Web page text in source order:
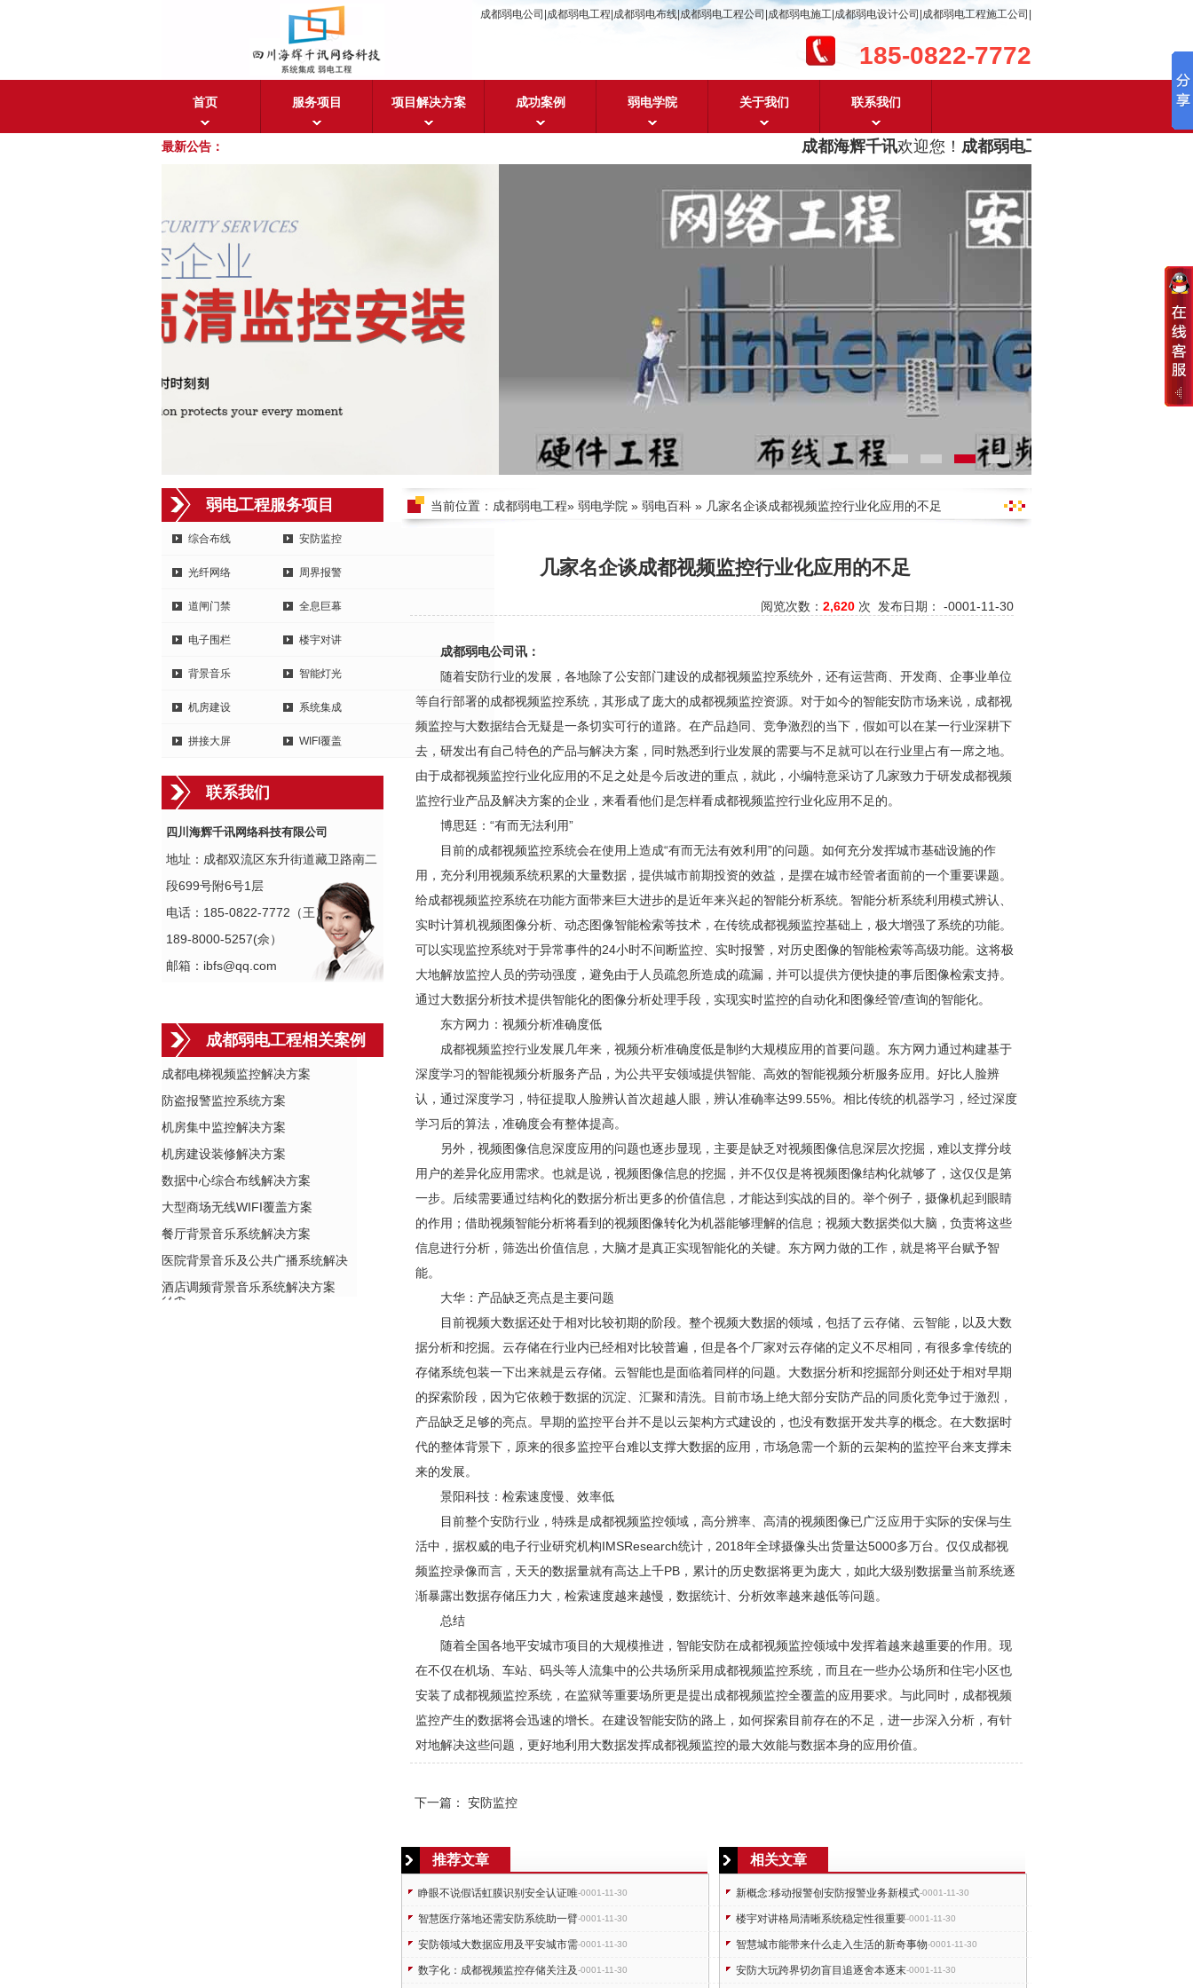
成都弱电公司|成都弱电工程|成都弱电布线|成都弱电工程公司|成都弱电施工|成都弱电设计公司|成都弱电工程施工公司|
185-0822-7772
首页 服务项目 项目解决方案 成功案例 弱电学院 关于我们 联系我们
最新公告： 成都海辉千讯欢迎您！成都弱电工程设计及成都弱电工程
弱电工程服务项目
综合布线 安防监控
光纤网络 周界报警
道闸门禁 全息巨幕
电子围栏 楼宇对讲
背景音乐 智能灯光
机房建设 系统集成
拼接大屏 WIFI覆盖
联系我们
四川海辉千讯网络科技有限公司
地址：成都双流区东升街道藏卫路南二
段699号附6号1层
电话：185-0822-7772（王）
189-8000-5257(佘）
邮箱：ibfs@qq.com
成都弱电工程相关案例
成都电梯视频监控解决方案
防盗报警监控系统方案
机房集中监控解决方案
机房建设装修解决方案
数据中心综合布线解决方案
大型商场无线WIFI覆盖方案
餐厅背景音乐系统解决方案
医院背景音乐及公共广播系统解决
方案
酒店调频背景音乐系统解决方案
当前位置： 成都弱电工程» 弱电学院 » 弱电百科 » 几家名企谈成都视频监控行业化应用的不足
几家名企谈成都视频监控行业化应用的不足
阅览次数： 2,620 次 发布日期： -0001-11-30
成都弱电公司讯：
随着安防行业的发展，各地除了公安部门建设的成都视频监控系统外，还有运营商、开发商、企事业单位
等自行部署的成都视频监控系统，其形成了庞大的成都视频监控资源。对于如今的智能安防市场来说， 成都视
频监控与大数据结合无疑是一条切实可行的道路。在产品趋同、竞争激烈的当下，假如可以在某一行业深耕下
去，研发出有自己特色的产品与解决方案，同时熟悉到行业发展的需要与不足就可以在行业里占有一席之地。
由于成都视频监控行业化应用的不足之处是今后改进的重点，就此，小编特意采访了几家致力于研发成都视频
监控行业产品及解决方案的企业，来看看他们是怎样看成都视频监控行业化应用不足的。
博思廷：“有而无法利用”
目前的成都视频监控系统会在使用上造成“有而无法有效利用”的问题。如何充分发挥城市基础设施的作
用，充分利用视频系统积累的大量数据，提供城市前期投资的效益，是摆在城市经管者面前的一个重要课题。
给成都视频监控系统在功能方面带来巨大进步的是近年来兴起的智能分析系统。智能分析系统利用模式辨认、
实时计算机视频图像分析、动态图像智能检索等技术，在传统成都视频监控基础上，极大增强了系统的功能。
可以实现监控系统对于异常事件的24小时不间断监控、实时报警，对历史图像的智能检索等高级功能。这将极
大地解放监控人员的劳动强度，避免由于人员疏忽所造成的疏漏，并可以提供方便快捷的事后图像检索支持。
通过大数据分析技术提供智能化的图像分析处理手段，实现实时监控的自动化和图像经管/查询的智能化。
东方网力：视频分析准确度低
成都视频监控行业发展几年来，视频分析准确度低是制约大规模应用的首要问题。东方网力通过构建基于
深度学习的智能视频分析服务产品，为公共平安领域提供智能、高效的智能视频分析服务应用。好比人脸辨
认，通过深度学习，特征提取人脸辨认首次超越人眼，辨认准确率达99.55%。相比传统的机器学习，经过深度
学习后的算法，准确度会有整体提高。
另外，视频图像信息深度应用的问题也逐步显现，主要是缺乏对视频图像信息深层次挖掘，难以支撑分歧
用户的差异化应用需求。也就是说，视频图像信息的挖掘，并不仅仅是将视频图像结构化就够了，这仅仅是第
一步。后续需要通过结构化的数据分析出更多的价值信息，才能达到实战的目的。举个例子，摄像机起到眼睛
的作用；借助视频智能分析将看到的视频图像转化为机器能够理解的信息；视频大数据类似大脑，负责将这些
信息进行分析，筛选出价值信息，大脑才是真正实现智能化的关键。东方网力做的工作，就是将平台赋予智
能。
大华：产品缺乏亮点是主要问题
目前视频大数据还处于相对比较初期的阶段。整个视频大数据的领域，包括了云存储、云智能，以及大数
据分析和挖掘。云存储在行业内已经相对比较普遍，但是各个厂家对云存储的定义不尽相同，有很多拿传统的
存储系统包装一下出来就是云存储。云智能也是面临着同样的问题。大数据分析和挖掘部分则还处于相对早期
的探索阶段，因为它依赖于数据的沉淀、汇聚和清洗。目前市场上绝大部分安防产品的同质化竞争过于激烈，
产品缺乏足够的亮点。早期的监控平台并不是以云架构方式建设的，也没有数据开发共享的概念。在大数据时
代的整体背景下，原来的很多监控平台难以支撑大数据的应用，市场急需一个新的云架构的监控平台来支撑未
来的发展。
景阳科技：检索速度慢、效率低
目前整个安防行业，特殊是成都视频监控领域，高分辨率、高清的视频图像已广泛应用于实际的安保与生
活中，据权威的电子行业研究机构IMSResearch统计，2018年全球摄像头出货量达5000多万台。仅仅成都视
频监控录像而言，天天的数据量就有高达上千PB，累计的历史数据将更为庞大，如此大级别数据量当前系统逐
渐暴露出数据存储压力大，检索速度越来越慢，数据统计、分析效率越来越低等问题。
总结
随着全国各地平安城市项目的大规模推进，智能安防在成都视频监控领域中发挥着越来越重要的作用。现
在不仅在机场、车站、码头等人流集中的公共场所采用成都视频监控系统，而且在一些办公场所和住宅小区也
安装了成都视频监控系统，在监狱等重要场所更是提出成都视频监控全覆盖的应用要求。与此同时， 成都视频
监控产生的数据将会迅速的增长。在建设智能安防的路上，如何探索目前存在的不足，进一步深入分析，有针
对地解决这些问题，更好地利用大数据发挥成都视频监控的最大效能与数据本身的应用价值。
下一篇： 安防监控
推荐文章
睁眼不说假话虹膜识别安全认证唯-0001-11-30
智慧医疗落地还需安防系统助一臂-0001-11-30
安防领域大数据应用及平安城市需-0001-11-30
数字化：成都视频监控存储关注及-0001-11-30
相关文章
新概念:移动报警创安防报警业务新模式-0001-11-30
楼宇对讲格局清晰系统稳定性很重要-0001-11-30
智慧城市能带来什么走入生活的新奇事物-0001-11-30
安防大玩跨界切勿盲目追逐舍本逐末-0001-11-30